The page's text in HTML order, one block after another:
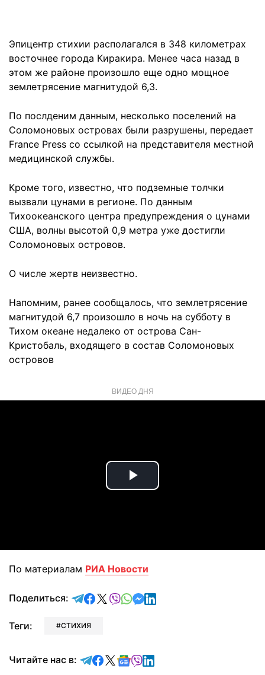
Эпицентр стихии располагался в 348 километрах
восточнее города Киракира. Менее часа назад в
этом же районе произошло еще одно мощное
землетрясение магнитудой 6,3.
По послденим данным, несколько поселений на
Соломоновых островах были разрушены, передает
France Press со ссылкой на представителя местной
медицинской службы.
Кроме того, известно, что подземные толчки
вызвали цунами в регионе. По данным
Тихоокеанского центра предупреждения о цунами
США, волны высотой 0,9 метра уже достигли
Соломоновых островов.
О числе жертв неизвестно.
Напомним, ранее сообщалось, что землетрясение
магнитудой 6,7 произошло в ночь на субботу в
Тихом океане недалеко от острова Сан-
Кристобаль, входящего в состав Соломоновых
островов
ВИДЕО ДНЯ
Play
По материалам РИА Новости
Поделиться: отправить в Telegram
поделиться в Facebook
поделиться в X
отправить в Viber
отправить в Whatsapp
отправить в Messenger
отправить в LinkedIn
Теги: СТИХИЯ
Читайте нас в: Читайте в Telegram
Читайте в Facebook
Читайте в X
Читайте в Google news
Читайте в Viber
Читайте в LinkedIn